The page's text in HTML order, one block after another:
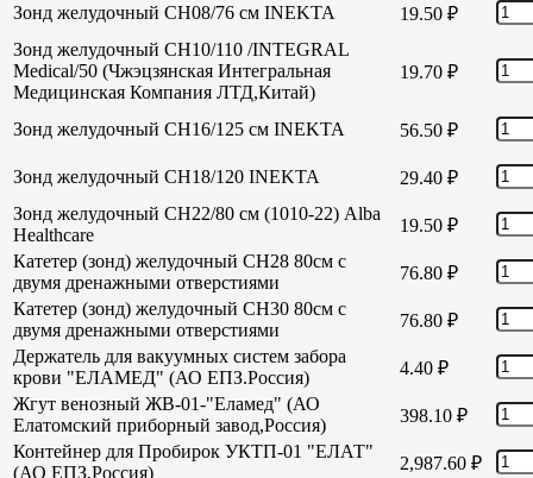
Зонд желудочный СН08/76 см INEKTA 19.50 ₽
Зонд желудочный СН10/110 /INTEGRAL
Medical/50 (Чжэцзянская Интегральная
Медицинская Компания ЛТД,Китай)
19.70 ₽
Зонд желудочный СН16/125 см INEKTA 56.50 ₽
Зонд желудочный СН18/120 INEKTA 29.40 ₽
Зонд желудочный СН22/80 см (1010-22) Alba
Healthcare
19.50 ₽
Катетер (зонд) желудочный СН28 80см с
двумя дренажными отверстиями
76.80 ₽
Катетер (зонд) желудочный СН30 80см с
двумя дренажными отверстиями
76.80 ₽
Держатель для вакуумных систем забора
крови "ЕЛАМЕД" (АО ЕПЗ.Россия)
4.40 ₽
Жгут венозный ЖВ-01-"Еламед" (АО
Елатомский приборный завод,Россия)
398.10 ₽
Контейнер для Пробирок УКТП-01 "ЕЛАТ"
(АО ЕПЗ,Россия)
2,987.60 ₽